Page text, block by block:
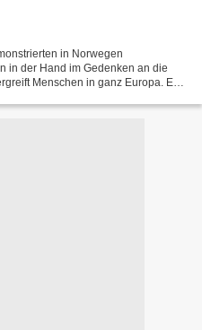
in Norwegen
in der Hand im Gedenken an die
Menschen in ganz Europa. Es